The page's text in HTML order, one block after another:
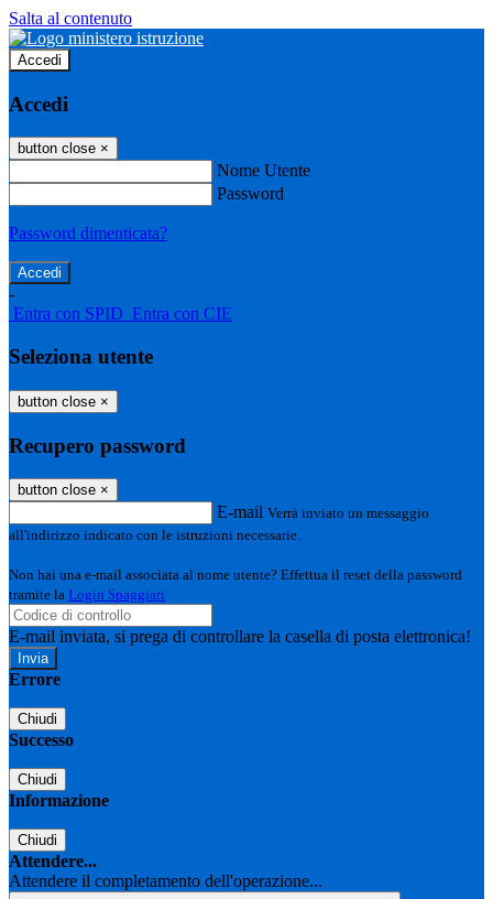
Salta al contenuto
Accedi
Accedi
button close ×
Nome Utente
Password
Password dimenticata?
-
Entra con SPID Entra con CIE
Seleziona utente
button close ×
Recupero password
button close ×
E-mail Verrà inviato un messaggio
all'indirizzo indicato con le istruzioni necessarie.
Non hai una e-mail associata al nome utente? Effettua il reset della password
tramite la Login Spaggiari
E-mail inviata, si prega di controllare la casella di posta elettronica!
Errore
Chiudi
Successo
Chiudi
Informazione
Chiudi
Attendere...
Attendere il completamento dell'operazione...